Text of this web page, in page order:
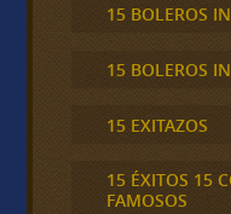
15 BOLEROS
15 BOLEROS
15 EXITAZOS
15 ÉXITOS 15
FAMOSOS